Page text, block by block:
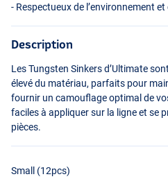
Medium,
- Respectueux de l’environnement
Description
Les Tungsten Sinkers d’Ultimate
élevé du matériau, parfaits pour
fournir un camouflage optimal de
faciles à appliquer sur la ligne et se
pièces.
Small (12pcs)